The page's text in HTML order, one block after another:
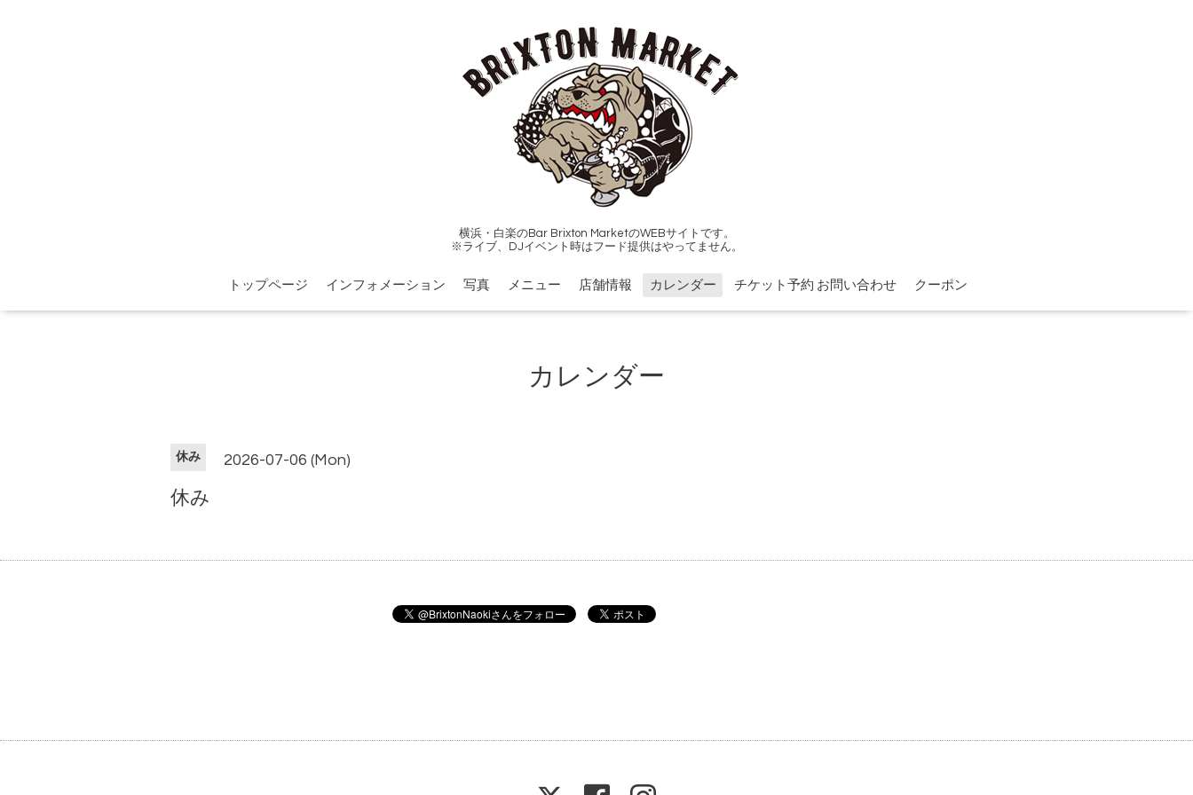
横浜・白楽のBar Brixton MarketのWEBサイトです。
※ライブ、DJイベント時はフード提供はやってません。
トップページ インフォメーション 写真 メニュー 店舗情報 カレンダー チケット予約 お問い合わせ クーポン
カレンダー
休み 2026-07-06 (Mon)
休み